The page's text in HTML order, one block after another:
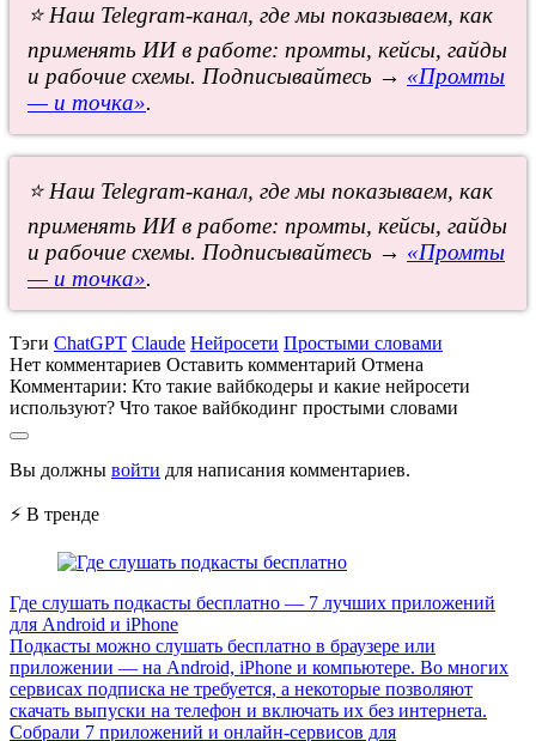
⭐ Наш Telegram-канал, где мы показываем, как
применять ИИ в работе: промты, кейсы, гайды
и рабочие схемы. Подписывайтесь → «Промты
— и точка».
⭐ Наш Telegram-канал, где мы показываем, как
применять ИИ в работе: промты, кейсы, гайды
и рабочие схемы. Подписывайтесь → «Промты
— и точка».
Тэги ChatGPT Claude Нейросети Простыми словами
Нет комментариев Оставить комментарий Отмена
Комментарии: Кто такие вайбкодеры и какие нейросети
используют? Что такое вайбкодинг простыми словами
Вы должны войти для написания комментариев.
⚡ В тренде
Где слушать подкасты бесплатно — 7 лучших приложений
для Android и iPhone
Подкасты можно слушать бесплатно в браузере или
приложении — на Android, iPhone и компьютере. Во многих
сервисах подписка не требуется, а некоторые позволяют
скачать выпуски на телефон и включать их без интернета.
Собрали 7 приложений и онлайн-сервисов для